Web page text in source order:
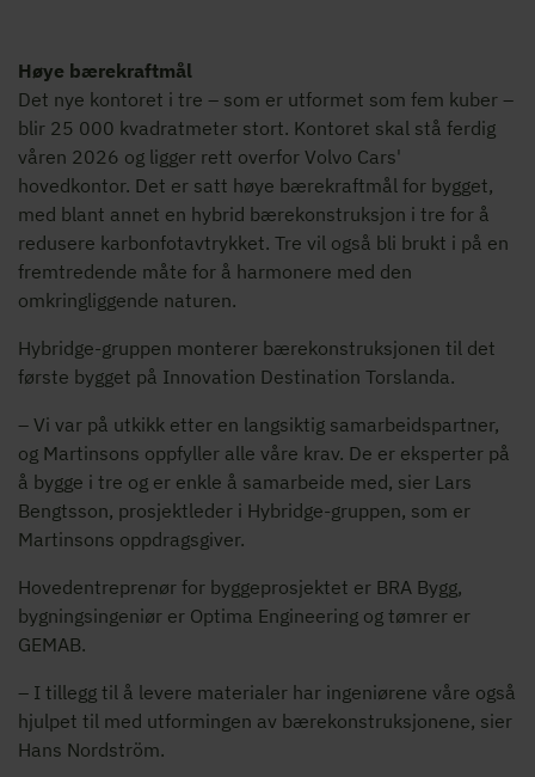
Høye bærekraftmål
Det nye kontoret i tre – som er utformet som fem kuber –
blir 25 000 kvadratmeter stort. Kontoret skal stå ferdig
våren 2026 og ligger rett overfor Volvo Cars'
hovedkontor. Det er satt høye bærekraftmål for bygget,
med blant annet en hybrid bærekonstruksjon i tre for å
redusere karbonfotavtrykket. Tre vil også bli brukt i på en
fremtredende måte for å harmonere med den
omkringliggende naturen.
Hybridge-gruppen monterer bærekonstruksjonen til det
første bygget på Innovation Destination Torslanda.
– Vi var på utkikk etter en langsiktig samarbeidspartner,
og Martinsons oppfyller alle våre krav. De er eksperter på
å bygge i tre og er enkle å samarbeide med, sier Lars
Bengtsson, prosjektleder i Hybridge-gruppen, som er
Martinsons oppdragsgiver.
Hovedentreprenør for byggeprosjektet er BRA Bygg,
bygningsingeniør er Optima Engineering og tømrer er
GEMAB.
– I tillegg til å levere materialer har ingeniørene våre også
hjulpet til med utformingen av bærekonstruksjonene, sier
Hans Nordström.